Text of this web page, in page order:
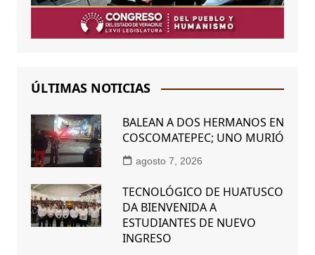
ÚLTIMAS NOTICIAS
BALEAN A DOS HERMANOS EN
COSCOMATEPEC; UNO MURIÓ
agosto 7, 2026
TECNOLÓGICO DE HUATUSCO
DA BIENVENIDA A
ESTUDIANTES DE NUEVO
INGRESO